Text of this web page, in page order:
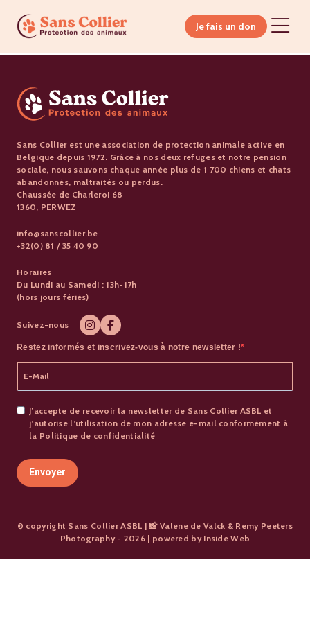
Je fais un don
Sans Collier est une association de protection animale active en
Belgique depuis 1972. Grâce à nos deux refuges et notre pension
sociale, nous sauvons chaque année plus de 1 700 chiens et chats
abandonnés, maltraités ou perdus.
Chaussée de Charleroi 68
1360, PERWEZ
info@sanscollier.be
+32(0) 81 / 35 40 90
Horaires
Du Lundi au Samedi : 13h-17h
(hors jours fériés)
Suivez-nous
Restez informés et inscrivez-vous à notre newsletter !
J’accepte de recevoir la newsletter de Sans Collier ASBL et
j’autorise l’utilisation de mon adresse e-mail conformément à
la Politique de confidentialité
Envoyer
© copyright Sans Collier ASBL | 📸 Valene de Valck & Remy Peeters
Photography - 2026 | powered by Inside Web